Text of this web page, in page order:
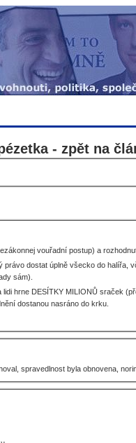
- zpět na
vouřadní postup) a
právo dostat úplně všecko do
sám).
hrne DESÍTKY MILIONŮ sraček
dostanou nasráno do krku.
spravedlnost byla obnovena,